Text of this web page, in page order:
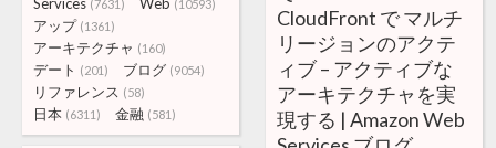
(7631) (10593)
アップ (1361)
アーキテクチャ (160)
デート (201) ブログ (9054)
リファレンス (58)
日本 (6311) 金融 (581)
CloudFront で マルチ
リージョンのアクテ
ィブ – アクティブな
アーキテクチャを実
現する | Amazon Web